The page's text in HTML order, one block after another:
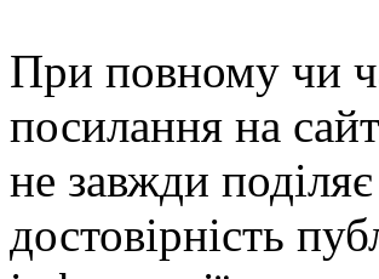
При повному чи
посилання на сайт
не завжди
достовірність